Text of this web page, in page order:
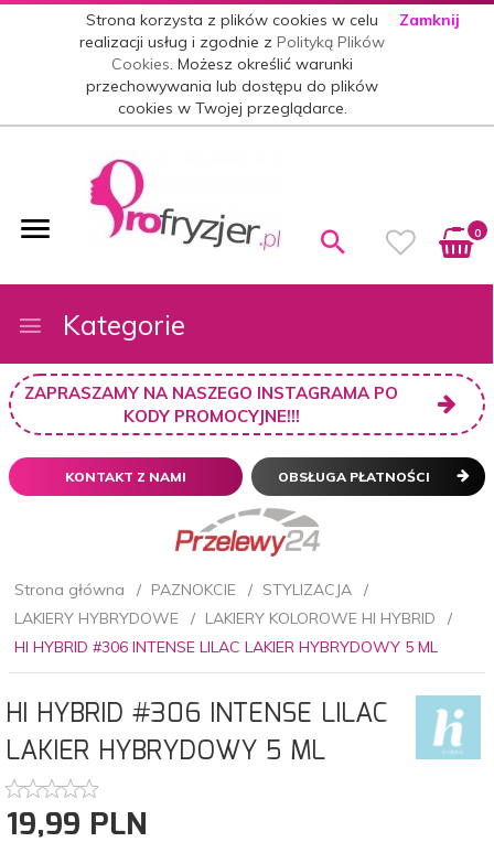
Strona korzysta z plików cookies w celu
realizacji usług i zgodnie zPolityką Plików
Cookies. Możesz określić warunki
przechowywania lub dostępu do plików
cookies w Twojej przeglądarce.
Zamknij
0
Kategorie
ZAPRASZAMY NA NASZEGO INSTAGRAMA PO
KODY PROMOCYJNE!!!
KONTAKT Z NAMI OBSŁUGA PŁATNOŚCI
Strona główna PAZNOKCIE
STYLIZACJA
LAKIERY HYBRYDOWE
LAKIERY KOLOROWE HI HYBRID
HI HYBRID #306 INTENSE LILAC LAKIER HYBRYDOWY 5 ML
HI HYBRID #306 INTENSE LILAC
LAKIER HYBRYDOWY 5 ML
19,99 PLN